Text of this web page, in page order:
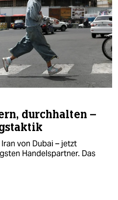
durchhalten –
von Dubai – jetzt
Handelspartner. Das